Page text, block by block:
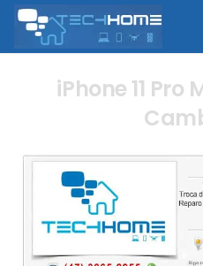
iPhone 11 Pro